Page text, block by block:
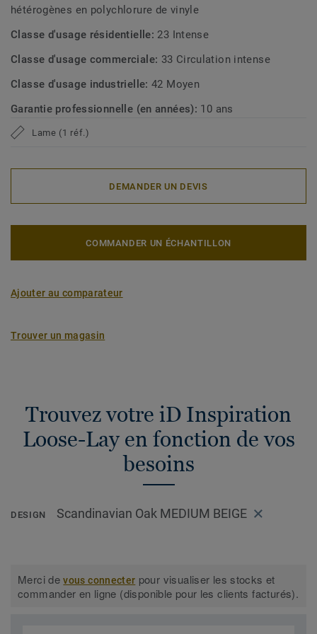
hétérogènes en polychlorure de vinyle
Classe d'usage résidentielle: 23 Intense
Classe d'usage commerciale: 33 Circulation intense
Classe d'usage industrielle:42 Moyen
Garantie professionnelle (en années): 10 ans
Lame (1 réf.)
DEMANDER UN DEVIS
COMMANDER UN ÉCHANTILLON
Ajouter au comparateur
Trouver un magasin
Trouvez votre iD Inspiration
Loose-Lay en fonction de vos
besoins
DESIGN Scandinavian Oak MEDIUM BEIGE
Merci devous connecter pour visualiser les stocks et
commander en ligne (disponible pour les clients facturés).